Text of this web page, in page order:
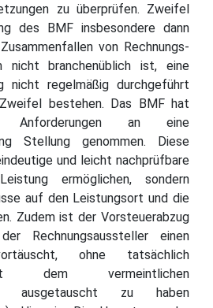
zu überprüfen. Zweifel
des BMF insbesondere dann
von Rechnungs-
nicht branchenüblich ist, eine
nicht regelmäßig durchgeführt
bestehen. Das BMF hat
an eine
Stellung genommen. Diese
und leicht nachprüfbare
ermöglichen, sondern
auf den Leistungsort und die
Zudem ist der Vorsteuerabzug
Rechnungsaussteller einen
ohne tatsächlich
dem vermeintlichen
ausgetauscht zu haben